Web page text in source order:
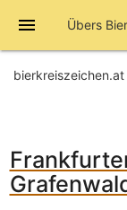
menu Übers Bier
bierkreiszeichen.at